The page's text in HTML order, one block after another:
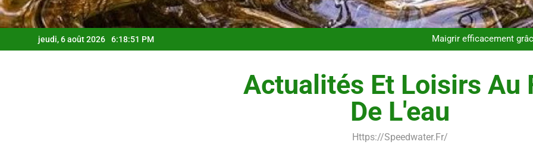
jeudi, 6 août 2026 6:18:52 PM
Infection chronique de l’oreille
Maigrir efficacement
Postures de yoga
Maigrir efficacement
Postures de yoga
Actualités Et Loisirs Au
De L'eau
Https://speedwater.fr/